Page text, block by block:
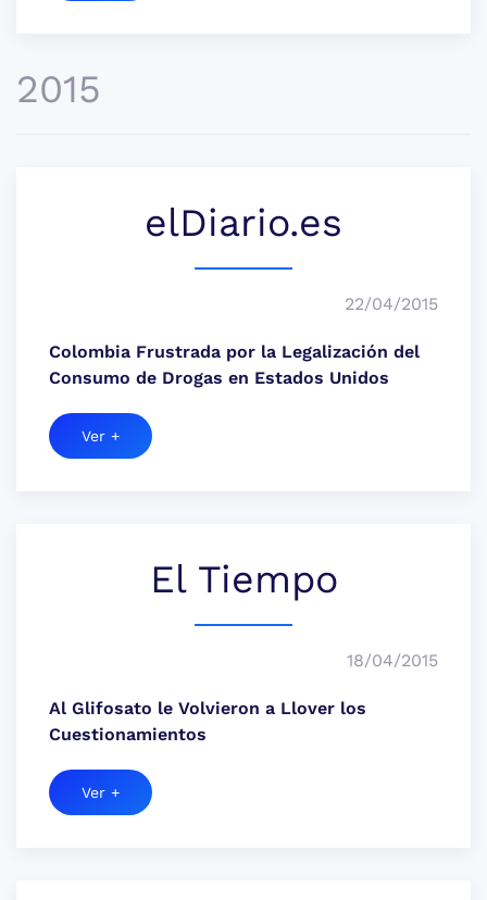
2015
elDiario.es
22/04/2015
Colombia Frustrada por la Legalización del
Consumo de Drogas en Estados Unidos
Ver +
El Tiempo
18/04/2015
Al Glifosato le Volvieron a Llover los
Cuestionamientos
Ver +